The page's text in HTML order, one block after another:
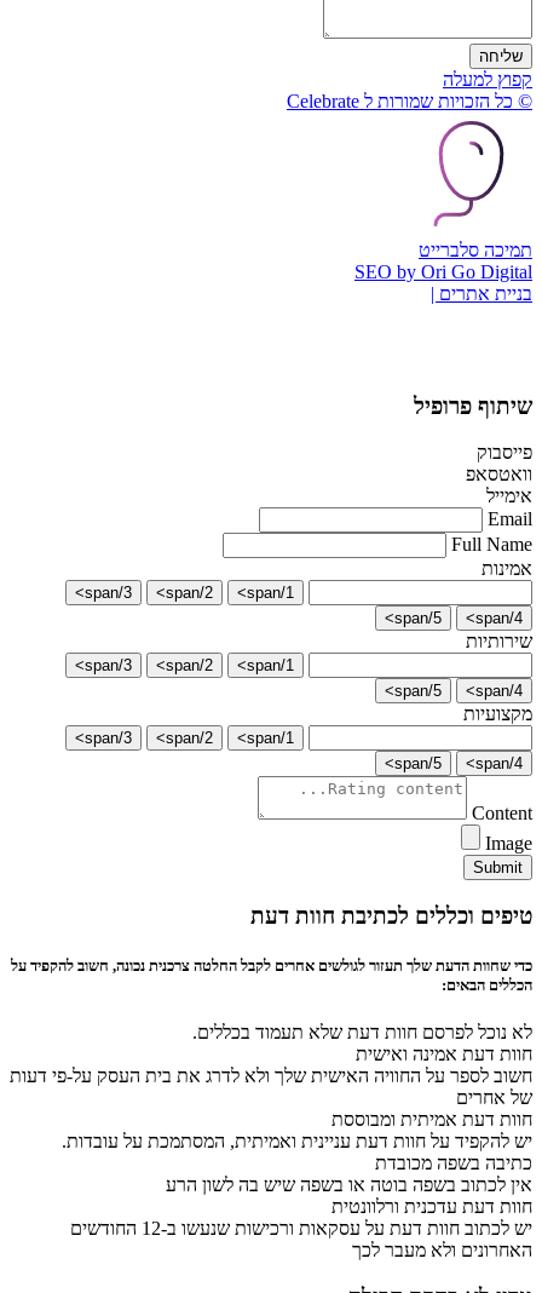
שליחה
קפוץ למעלה
© כל הזכויות שמורות ל Celebrate
תמיכה סלברייט
SEO by Ori Go Digital
בניית אתרים |
שיתוף פרופיל
פייסבוק
וואטסאפ
אימייל
Email
Full Name
אמינות
1/span>
2/span>
3/span>
4/span>
5/span>
שירותיות
1/span>
2/span>
3/span>
4/span>
5/span>
מקצועיות
1/span>
2/span>
3/span>
4/span>
5/span>
Content
Image
Submit
טיפים וכללים לכתיבת חוות דעת
כדי שחוות הדעת שלך תעזור לגולשים אחרים לקבל החלטה צרכנית נכונה, חשוב להקפיד על
הכללים הבאים:
לא נוכל לפרסם חוות דעת שלא תעמוד בכללים.
חוות דעת אמינה ואישית
חשוב לספר על החוויה האישית שלך ולא לדרג את בית העסק על-פי דעות
של אחרים
חוות דעת אמיתית ומבוססת
יש להקפיד על חוות דעת עניינית ואמיתית, המסתמכת על עובדות.
כתיבה בשפה מכובדת
אין לכתוב בשפה בוטה או בשפה שיש בה לשון הרע
חוות דעת עדכנית ורלוונטית
יש לכתוב חוות דעת על עסקאות ורכישות שנעשו ב-12 החודשים
האחרונים ולא מעבר לכך